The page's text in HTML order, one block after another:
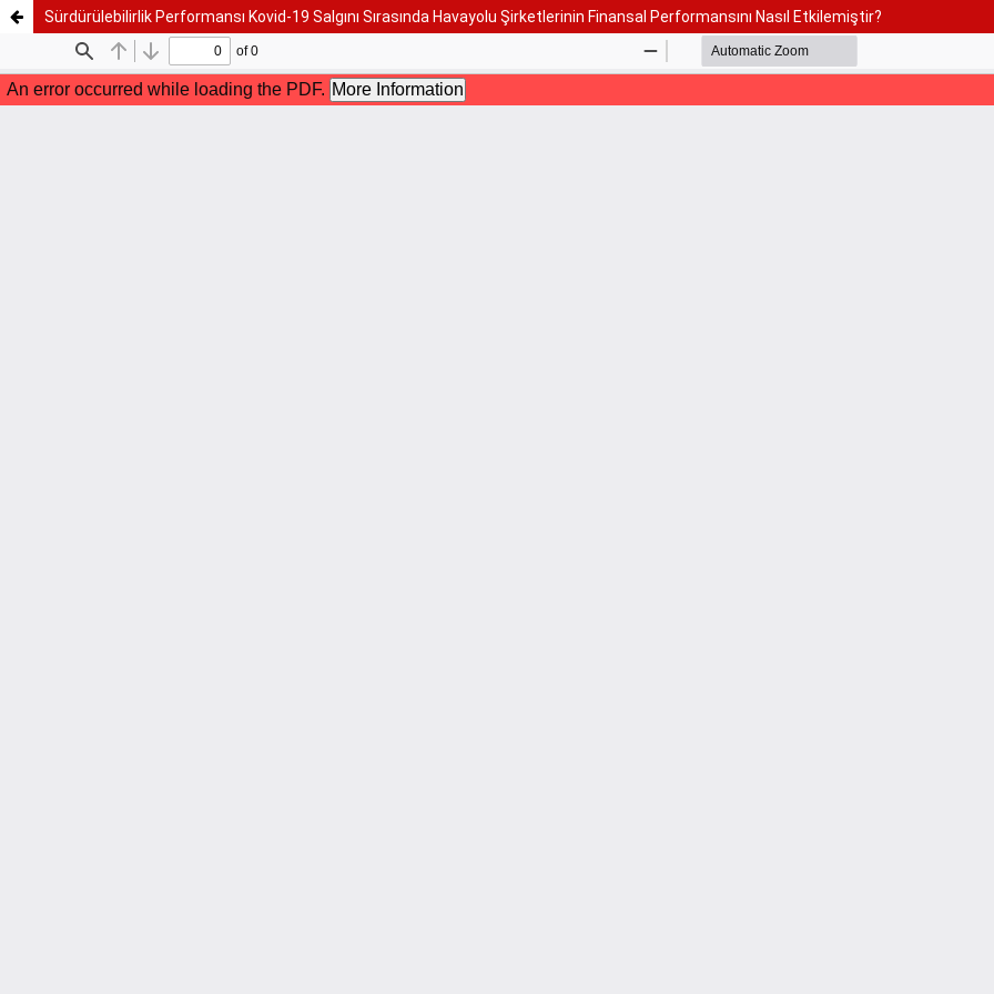
Sürdürülebilirlik Performansı Kovid-19 Salgını Sırasında Havayolu Şirketlerinin Finansal Performansını Nasıl Etkilemiştir?